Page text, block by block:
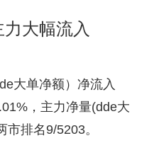
大幅流入
大单净额）净流入
，主力净量(dde大
排名9/5203。